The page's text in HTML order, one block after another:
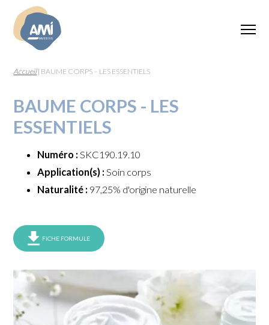
Accueil| BAUME CORPS – LES ESSENTIELS
BAUME CORPS - LES
ESSENTIELS
Numéro : SKC190.19.10
Application(s) : Soin corps
Naturalité : 97,25% d'origine naturelle
FICHE FORMULE